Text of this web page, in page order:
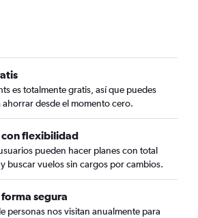
es totalmente gratis, así que puedes
ahorrar desde el momento cero.
con flexibilidad
pueden hacer planes con total
buscar vuelos sin cargos por cambios.
segura
personas nos visitan anualmente para